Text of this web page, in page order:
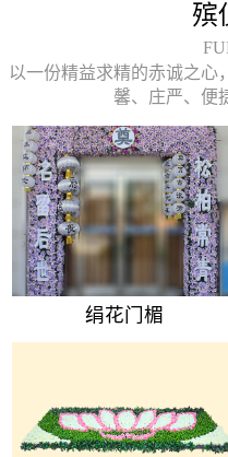
殡
以一份精益求精的赤诚之心
馨、庄严、便
绢花门楣